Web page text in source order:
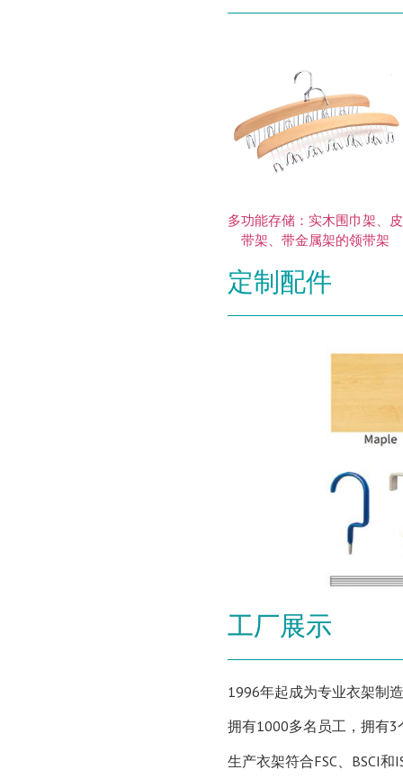
多功能存储：实木围巾架、皮
带架、带金属架的领带架
定制配件
工厂展示
1996年起成为专业衣架制
拥有1000多名员工，拥有3
生产衣架符合FSC、BSCI和